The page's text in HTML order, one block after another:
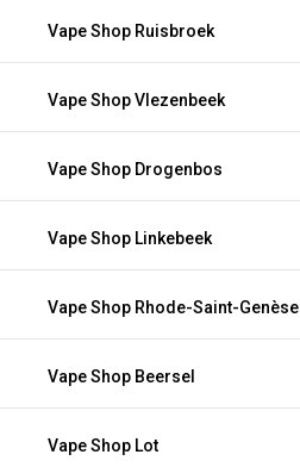
Vape Shop Ruisbroek
Vape Shop Vlezenbeek
Vape Shop Drogenbos
Vape Shop Linkebeek
Vape Shop Rhode-Saint-Genèse
Vape Shop Beersel
Vape Shop Lot